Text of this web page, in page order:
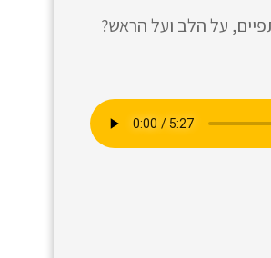
על הלב ועל הראש?